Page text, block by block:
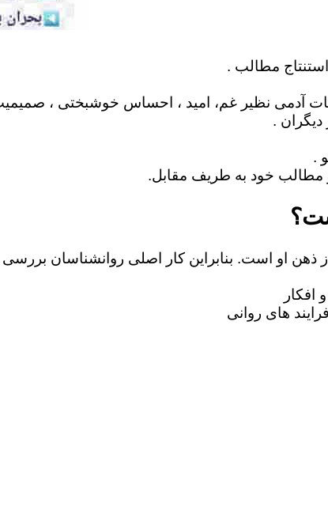
ذهن او است. بنابراین کار اصلی روانشناسان
افکار
های روانی